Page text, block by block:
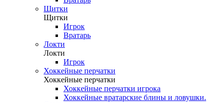
Щитки
Щитки
Игрок
Вратарь
Локти
Локти
Игрок
Хоккейные перчатки
Хоккейные перчатки
Хоккейные перчатки игрока
Хоккейные вратарские блины и ловушки.